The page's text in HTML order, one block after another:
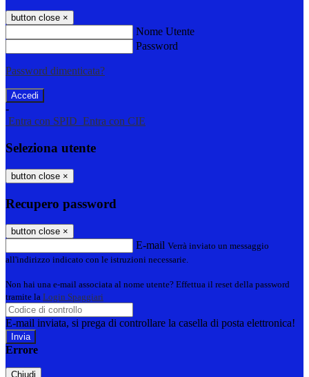
button close ×
Nome Utente
Password
Password dimenticata?
-
Entra con SPID Entra con CIE
Seleziona utente
button close ×
Recupero password
button close ×
E-mail Verrà inviato un messaggio
all'indirizzo indicato con le istruzioni necessarie.
Non hai una e-mail associata al nome utente? Effettua il reset della password
tramite la Login Spaggiari
E-mail inviata, si prega di controllare la casella di posta elettronica!
Errore
Chiudi